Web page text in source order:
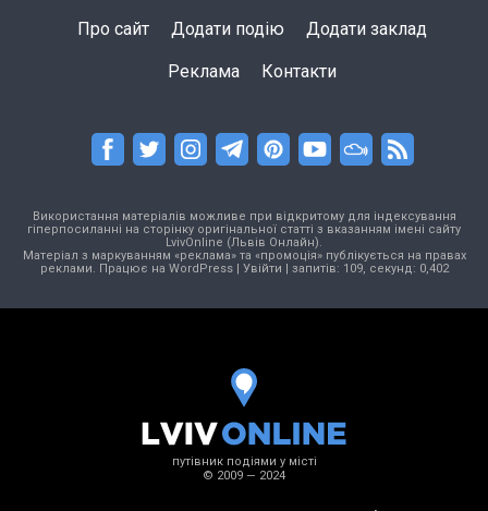
Про сайт Додати подію Додати заклад
Реклама Контакти
Використання матеріалів можливе при відкритому для індексування
гіперпосиланні на сторінку оригінальної статті з вказанням імені сайту
LvivOnline (Львів Онлайн).
Матеріал з маркуванням «реклама» та «промоція» публікується на правах
реклами. Працює на WordPress| Увійти | запитів: 109, секунд: 0,402
путівник подіями у місті
© 2009 — 2024